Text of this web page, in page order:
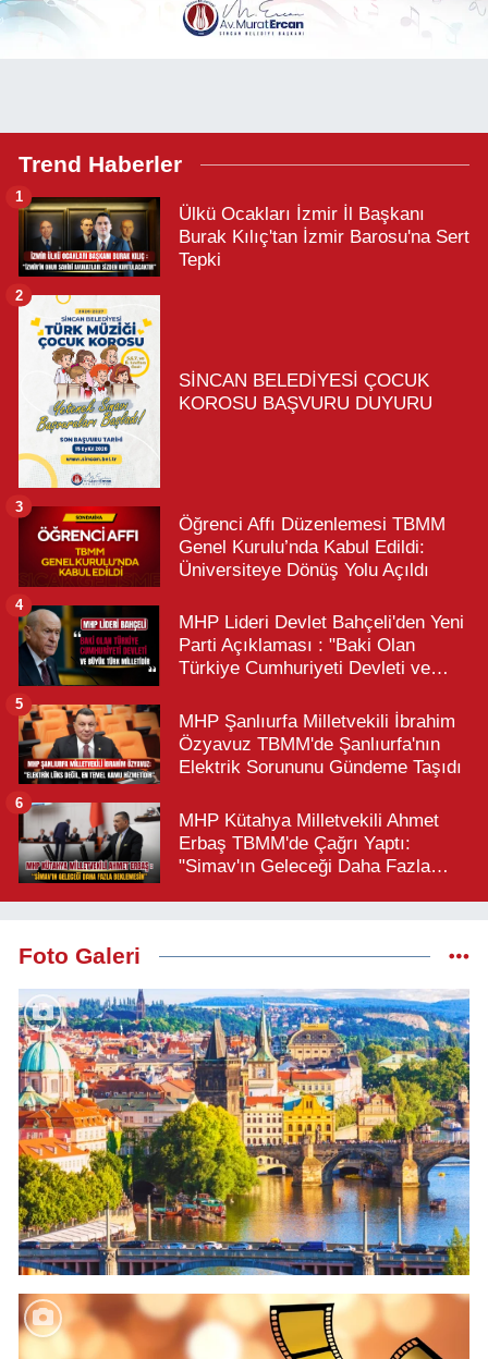
Trend Haberler
Ülkü Ocakları İzmir İl Başkanı
Burak Kılıç'tan İzmir Barosu'na Sert
Tepki
1
SİNCAN BELEDİYESİ ÇOCUK
KOROSU BAŞVURU DUYURU
2
Öğrenci Affı Düzenlemesi TBMM
Genel Kurulu’nda Kabul Edildi:
Üniversiteye Dönüş Yolu Açıldı
3
MHP Lideri Devlet Bahçeli'den Yeni
Parti Açıklaması : "Baki Olan
Türkiye Cumhuriyeti Devleti ve
4
MHP Şanlıurfa Milletvekili İbrahim
Özyavuz TBMM'de Şanlıurfa'nın
Elektrik Sorununu Gündeme Taşıdı
5
MHP Kütahya Milletvekili Ahmet
Erbaş TBMM'de Çağrı Yaptı:
"Simav'ın Geleceği Daha Fazla
6
Foto Galeri